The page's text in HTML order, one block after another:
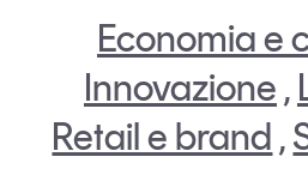
Economia e
Innovazione ,
Retail e brand ,